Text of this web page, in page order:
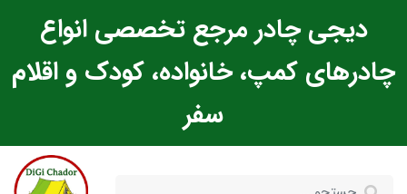
دیجی چادر مرجع تخصصی انواع
چادرهای کمپ، خانواده، کودک و اقلام
سفر